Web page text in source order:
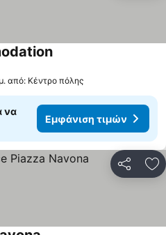
από: Κέντρο πόλης
να
Εμφάνιση τιμών